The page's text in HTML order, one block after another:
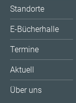
Standorte
E-Bücherhalle
Termine
Aktuell
Über uns